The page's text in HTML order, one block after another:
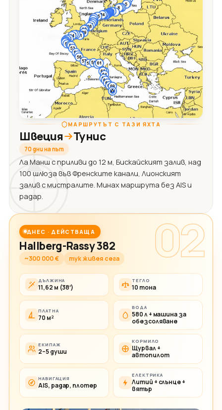
МАРШРУТЪТ С ТАЗИ ЯХТА
Швеция Тунис
70 дни на път
Ла Манш с приливи до 12 м, Бискайският залив, над
100 шлюза във Френските канали, Лионският
залив с мистралите. Минах маршрута без AIS и
радар.
02
ДНЕС · ДЕЙСТВАЩА
Hallberg-Rassy 382
~300 000 € тук живея сега
ДЪЛЖИНА
11,62 м (38′)
ТЕГЛО
10 тона
ПЛАТНА
70 м²
ВОДА
580 л + машина за
обезсоляване
ЕКИПАЖ
2–5 души
КОРМИЛО
Щурвал +
автопилот
НАВИГАЦИЯ
AIS, радар, плотер
ЕЛЕКТРИКА
Литий + слънце +
вятър